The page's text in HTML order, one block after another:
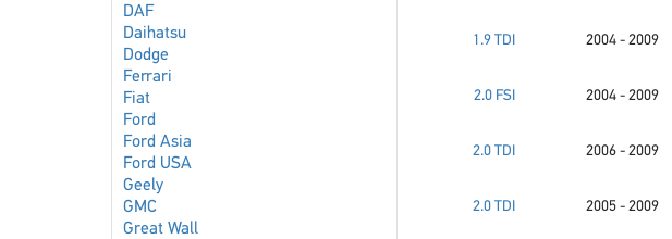
DAF
Daihatsu
Dodge
Ferrari
Fiat
Ford
Ford Asia
Ford USA
Geely
GMC
Great Wall
1.9 TDI 2004 - 2009
2.0 FSI 2004 - 2009
2.0 TDI 2006 - 2009
2.0 TDI 2005 - 2009